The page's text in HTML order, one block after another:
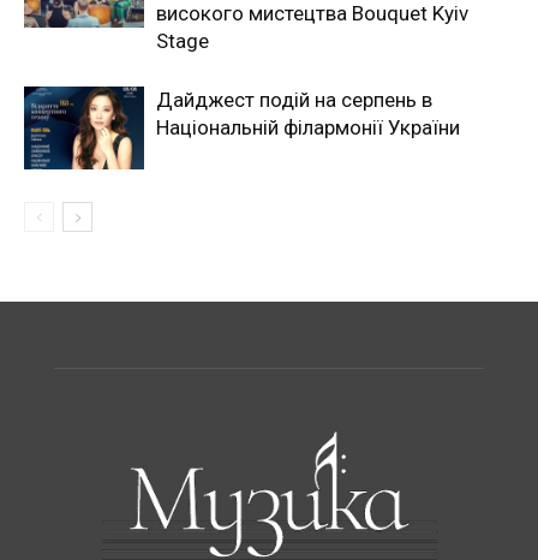
високого мистецтва Bouquet Kyiv
Stage
Дайджест подій на серпень в
Національній філармонії України